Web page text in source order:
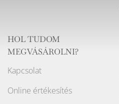
HOL TUDOM
MEGVÁSÁROLNI?
Kapcsolat
Online értékesítés